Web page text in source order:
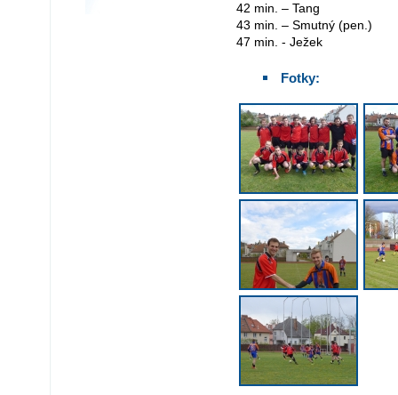
42 min. – Tang
43 min. – Smutný (pen.)
47 min. - Ježek
Fotky: